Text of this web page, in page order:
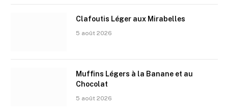
Clafoutis Léger aux Mirabelles
5 août 2026
Muffins Légers à la Banane et au
Chocolat
5 août 2026